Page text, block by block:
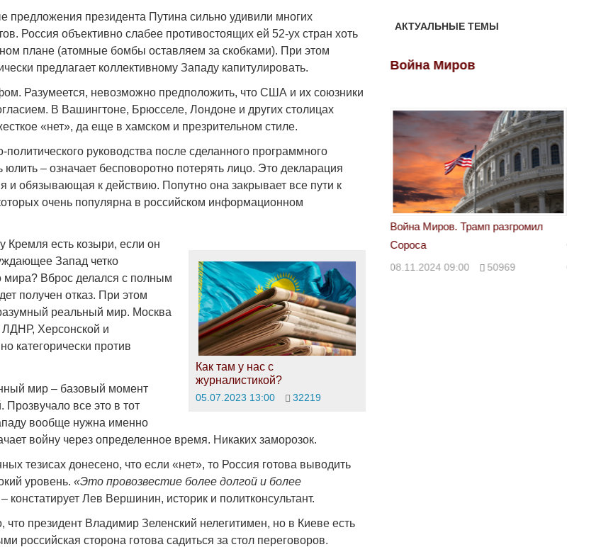
президента Путина сильно удивили многих
Россия объективно слабее противостоящих ей 52-ух стран хоть
плане (атомные бомбы оставляем за скобками). При этом
предлагает коллективному Западу капитулировать.
Разумеется, невозможно предположить, что США и их союзники
В Вашингтоне, Брюсселе, Лондоне и других столицах
«нет», да еще в хамском и презрительном стиле.
политического руководства после сделанного программного
юлить – означает бесповоротно потерять лицо. Это декларация
и обязывающая к действию. Попутно она закрывает все пути к
очень популярна в российском информационном
Как там у нас с
журналистикой?
05.07.2023 13:00 32219
Кремля есть козыри, если он
Запад четко
мира? Вброс делался с полным
получен отказ. При этом
реальный мир. Москва
ЛДНР, Херсонской и
категорически против
мир – базовый момент
Прозвучало все это в тот
вообще нужна именно
войну через определенное время. Никаких заморозок.
тезисах донесено, что если «нет», то Россия готова выводить
уровень.«Это провозвестие более долгой и более
констатирует Лев Вершинин, историк и политконсультант.
что президент Владимир Зеленский нелегитимен, но в Киеве есть
российская сторона готова садиться за стол переговоров.
АКТУАЛЬНЫЕ ТЕМЫ
Война Миров
08.11.2024 09:00 50969
Война Миров
Война Миров. Трамп разгромил
Сороса
08.11.2024 09:00 50969